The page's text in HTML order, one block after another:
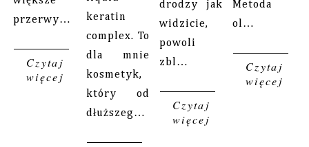
przerwy…
Czytaj
więcej
keratin
complex. To
dla mnie
kosmetyk,
który od
dłuższeg…
drodzy jak
widzicie,
powoli
zbl…
Czytaj
więcej
Metoda
ol…
Czytaj
więcej